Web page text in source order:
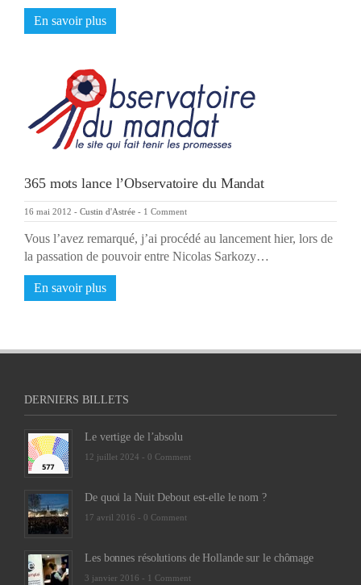
En savoir plus
365 mots lance l’Observatoire du Mandat
16 mai 2012 - Custin d'Astrée - 1 Comment
Vous l’avez remarqué, j’ai procédé au lancement hier, lors de
la passation de pouvoir entre Nicolas Sarkozy…
En savoir plus
DERNIERS BILLETS
Le vertige de l’absolu
12 juillet 2024 - 0 Comment
De quoi la Nuit Debout est-elle le nom ?
17 avril 2016 - 0 Comment
Les bonnes résolutions de Hollande sur le chômage
3 janvier 2016 - 1 Comment